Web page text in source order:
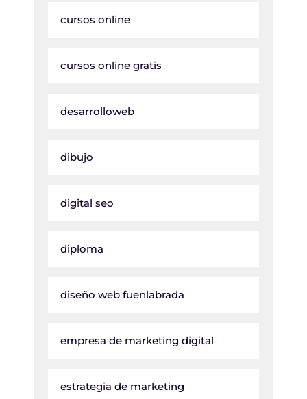
cursos online
cursos online gratis
desarrolloweb
dibujo
digital seo
diploma
diseño web fuenlabrada
empresa de marketing digital
estrategia de marketing